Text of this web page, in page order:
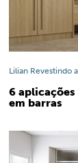
Lilian Revestindo
6
em barras